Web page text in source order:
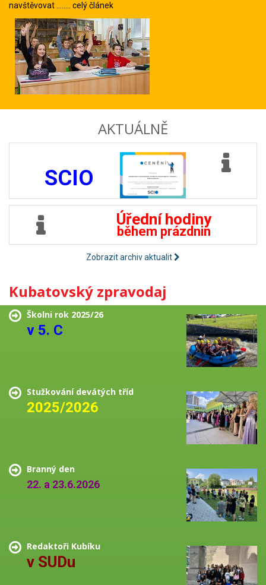
navštěvovat ........ celý článek
AKTUÁLNĚ
SCIO
Úřední hodiny
během prázdnin
Zobrazit archiv aktualit
Kubatovský zpravodaj
Školni rok 2025/26
v 5. C
Stužkování devátých tříd
2025/2026
Branný den
22. a 23.6.2026
Redaktoři Kubíku
v SUDu